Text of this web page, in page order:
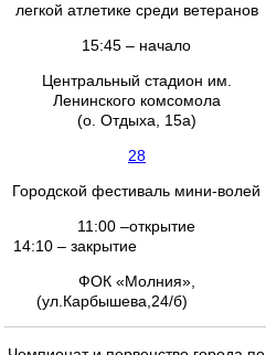
легкой атлетике среди ветеранов
15:45 – начало
Центральный стадион им.
Ленинского комсомола
(о. Отдыха, 15а)
28
Городской фестиваль мини-волей
11:00 –открытие
14:10 – закрытие
ФОК «Молния»,
(ул.Карбышева,24/б)